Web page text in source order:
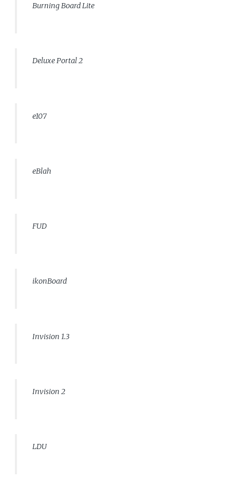
Burning Board Lite
Deluxe Portal 2
e107
eBlah
FUD
ikonBoard
Invision 1.3
Invision 2
LDU